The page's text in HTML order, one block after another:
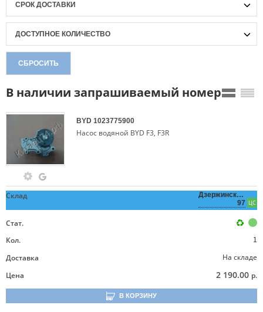
СРОК ДОСТАВКИ
ДОСТУПНОЕ КОЛИЧЕСТВО
СБРОСИТЬ
В наличии запрашиваемый номер
BYD 1023775900
Насос водяной BYD F3, F3R
Склад
Дзержинского,
97 ЦС
Стат.
Кол.
1
Доставка
На складе
Цена
2 190.00 р.
В КОРЗИНУ